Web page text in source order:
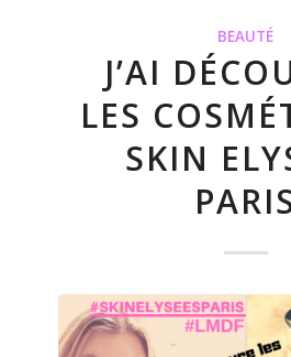
BEAUTÉ
J’AI
LES
SKIN